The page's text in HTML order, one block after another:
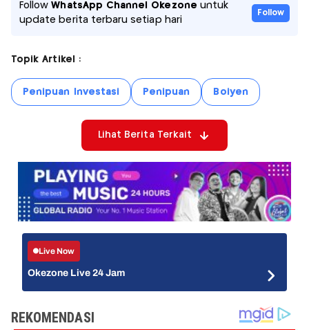
FollowWhatsApp Channel Okezone untuk
update berita terbaru setiap hari
Follow
Topik Artikel :
Penipuan Investasi Penipuan Boiyen
Lihat Berita Terkait
Live Now
Okezone Live 24 Jam